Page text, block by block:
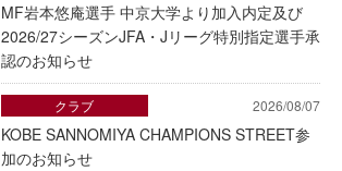
MF岩本悠庵選手 中京大学より加入内定及び
2026/27シーズンJFA・Jリーグ特別指定選手承
認のお知らせ
2026/08/07
KOBE SANNOMIYA CHAMPIONS STREET参
加のお知らせ
クラブ